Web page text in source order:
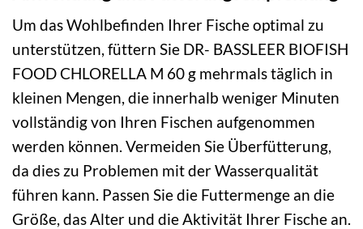
Um das Wohlbefinden Ihrer Fische optimal zu
unterstützen, füttern Sie DR- BASSLEER BIOFISH
FOOD CHLORELLA M 60 g mehrmals täglich in
kleinen Mengen, die innerhalb weniger Minuten
vollständig von Ihren Fischen aufgenommen
werden können. Vermeiden Sie Überfütterung,
da dies zu Problemen mit der Wasserqualität
führen kann. Passen Sie die Futtermenge an die
Größe, das Alter und die Aktivität Ihrer Fische an.